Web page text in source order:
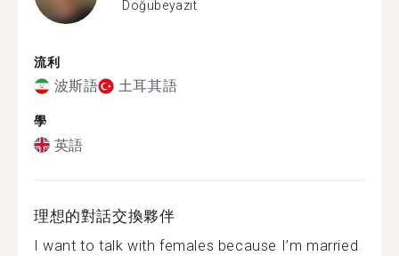
Doğubeyazıt
流利
波斯語 土耳其語
學
英語
理想的對話交換夥伴
I want to talk with females because I’m married